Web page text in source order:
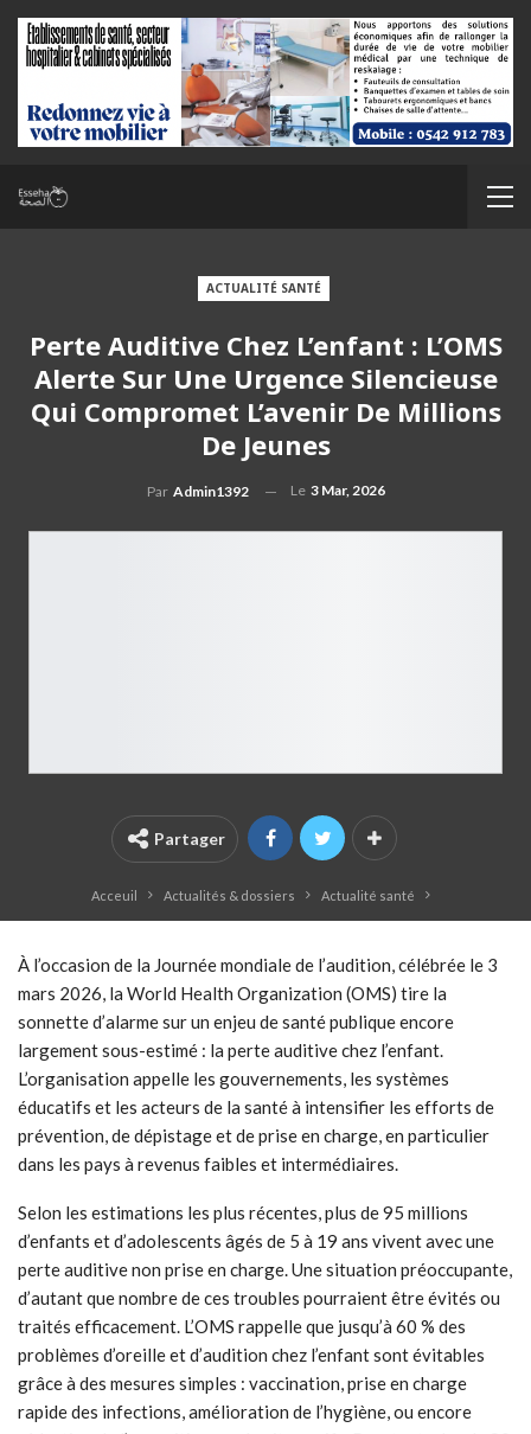
ACTUALITÉ SANTÉ
Perte Auditive Chez L’enfant : L’OMS
Alerte Sur Une Urgence Silencieuse
Qui Compromet L’avenir De Millions
De Jeunes
Par Admin1392 Le 3 Mar, 2026
Partager
Acceuil Actualités & dossiers Actualité santé
À l’occasion de la Journée mondiale de l’audition, célébrée le 3
mars 2026, la World Health Organization (OMS) tire la
sonnette d’alarme sur un enjeu de santé publique encore
largement sous-estimé : la perte auditive chez l’enfant.
L’organisation appelle les gouvernements, les systèmes
éducatifs et les acteurs de la santé à intensifier les efforts de
prévention, de dépistage et de prise en charge, en particulier
dans les pays à revenus faibles et intermédiaires.
Selon les estimations les plus récentes, plus de 95 millions
d’enfants et d’adolescents âgés de 5 à 19 ans vivent avec une
perte auditive non prise en charge. Une situation préoccupante,
d’autant que nombre de ces troubles pourraient être évités ou
traités efficacement. L’OMS rappelle que jusqu’à 60 % des
problèmes d’oreille et d’audition chez l’enfant sont évitables
grâce à des mesures simples : vaccination, prise en charge
rapide des infections, amélioration de l’hygiène, ou encore